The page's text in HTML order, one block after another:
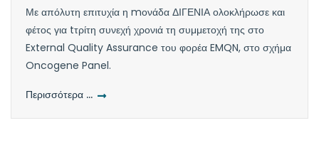
Με απόλυτη επιτυχία η mονάδα ΔΙΓΕΝΙΑ ολοκλήρωσε και
φέτος για tτρίτη συνεχή χρονιά τη συμμετοχή της στο
External Quality Assurance του φορέα EMQN, στο σχήμα
Oncogene Panel.
Περισσότερα …